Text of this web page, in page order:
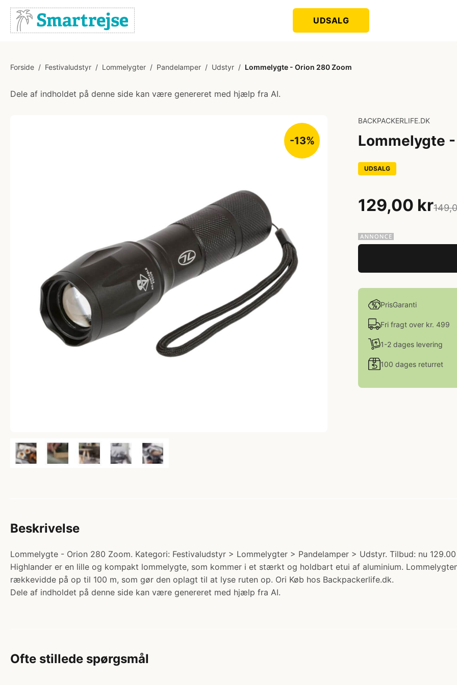
UDSALG
Forside / Festivaludstyr / Lommelygter / Pandelamper / Udstyr / Lommelygte - Orion 280 Zoom
Dele af indholdet på denne side kan være genereret med hjælp fra AI.
-13%
BACKPACKERLIFE.DK
Lommelygte
UDSALG
129,00 kr
PrisGaranti
Fri fragt over kr. 499
1-2 dages levering
100 dages returret
Beskrivelse
Lommelygte - Orion 280 Zoom. Kategori: Festivaludstyr > Lommelygter > Pandelamper > Udstyr. Tilbud: nu
Highlander er en lille og kompakt lommelygte, som kommer i et stærkt og holdbart etui af aluminium.
rækkevidde på op til 100 m, som gør den oplagt til at lyse ruten op. Ori Køb hos Backpackerlife.dk.
Dele af indholdet på denne side kan være genereret med hjælp fra AI.
Ofte stillede spørgsmål